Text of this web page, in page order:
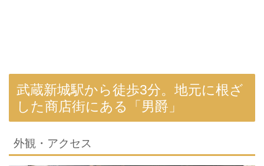
武蔵新城駅から徒歩3分。地元に根ざ
した商店街にある「男爵」
外観・アクセス